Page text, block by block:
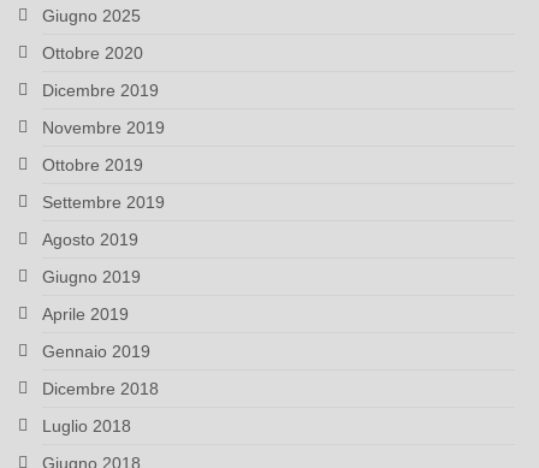
Giugno 2025
Ottobre 2020
Dicembre 2019
Novembre 2019
Ottobre 2019
Settembre 2019
Agosto 2019
Giugno 2019
Aprile 2019
Gennaio 2019
Dicembre 2018
Luglio 2018
Giugno 2018